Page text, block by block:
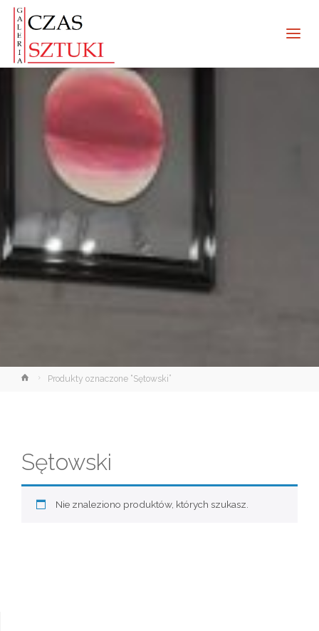
StronaProdukty oznaczone “Sętowski”
Sętowski
Nie znaleziono produktów, których szukasz.